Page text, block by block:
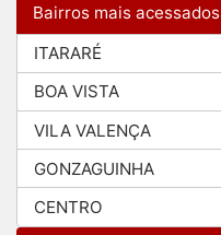
Bairros mais acessados
ITARARÉ
BOA VISTA
VILA VALENÇA
GONZAGUINHA
CENTRO